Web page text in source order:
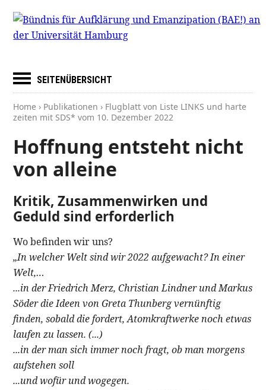
SEITENÜBERSICHT
Home › Publikationen › Flugblatt von Liste LINKS und harte
zeiten mit SDS* vom 10. Dezember 2022
Hoffnung entsteht nicht
von alleine
Kritik, Zusammenwirken und
Geduld sind erforderlich
Wo befinden wir uns?
„In welcher Welt sind wir 2022 aufgewacht? In einer
Welt,…
...in der Friedrich Merz, Christian Lindner und Markus
Söder die Ideen von Greta Thunberg vernünftig
finden, sobald die fordert, Atomkraftwerke noch etwas
laufen zu lassen. (...)
...in der man sich immer noch fragt, ob man morgens
aufstehen soll
...und wofür und wogegen.